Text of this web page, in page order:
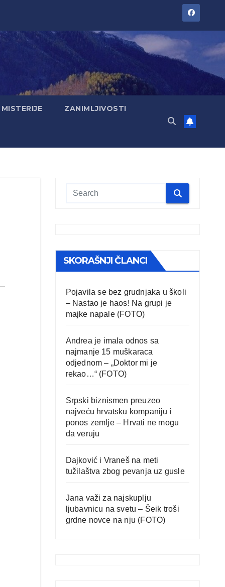
MISTERIJE ZANIMLJIVOSTI
SKORAŠNJI ČLANCI
Pojavila se bez grudnjaka u školi
– Nastao je haos! Na grupi je
majke napale (FOTO)
Andrea je imala odnos sa
najmanje 15 muškaraca
odjednom – „Doktor mi je
rekao…“ (FOTO)
Srpski biznismen preuzeo
najveću hrvatsku kompaniju i
ponos zemlje – Hrvati ne mogu
da veruju
Dajković i Vraneš na meti
tužilaštva zbog pevanja uz gusle
Jana važi za najskuplju
ljubavnicu na svetu – Šeik troši
grdne novce na nju (FOTO)